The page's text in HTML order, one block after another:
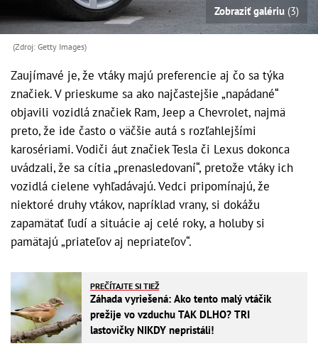
Zobraziť galériu (3)
(Zdroj: Getty Images)
Zaujímavé je, že vtáky majú preferencie aj čo sa týka
značiek. V prieskume sa ako najčastejšie „napádané“
objavili vozidlá značiek Ram, Jeep a Chevrolet, najmä
preto, že ide často o väčšie autá s rozľahlejšími
karosériami. Vodiči áut značiek Tesla či Lexus dokonca
uvádzali, že sa cítia „prenasledovaní“, pretože vtáky ich
vozidlá cielene vyhľadávajú. Vedci pripomínajú, že
niektoré druhy vtákov, napríklad vrany, si dokážu
zapamätať ľudí a situácie aj celé roky, a holuby si
pamätajú „priateľov aj nepriateľov“.
PREČÍTAJTE SI TIEŽ
Záhada vyriešená: Ako tento malý vtáčik
prežije vo vzduchu TAK DLHO? TRI
lastovičky NIKDY nepristáli!